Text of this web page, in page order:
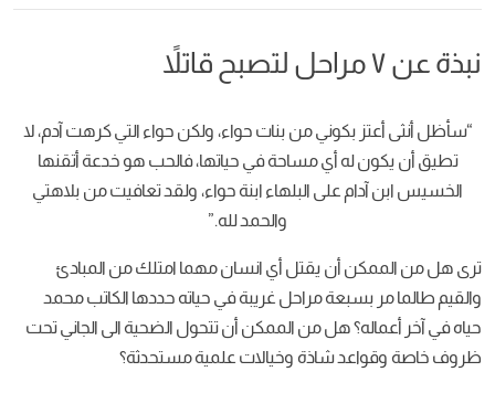
نبذة عن ٧ مراحل لتصبح قاتلاً
“سأظل أنثى أعتز بكوني من بنات حواء، ولكن حواء التي كرهت آدم، لا
تطيق أن يكون له أي مساحة في حياتها، فالحب هو خدعة أتقنها
الخسيس ابن آدام على البلهاء ابنة حواء، ولقد تعافيت من بلاهتي
والحمد لله.”
ترى هل من الممكن أن يقتل أي انسان مهما امتلك من المبادئ
والقيم طالما مر بسبعة مراحل غريبة في حياته حددها الكاتب محمد
حياه في آخر أعماله؟ هل من الممكن أن تتحول الضحية الى الجاني تحت
ظروف خاصة وقواعد شاذة وخيالات علمية مستحدثة؟